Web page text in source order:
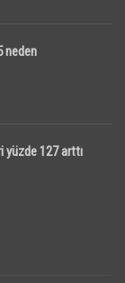
neden
yüzde 127 arttı